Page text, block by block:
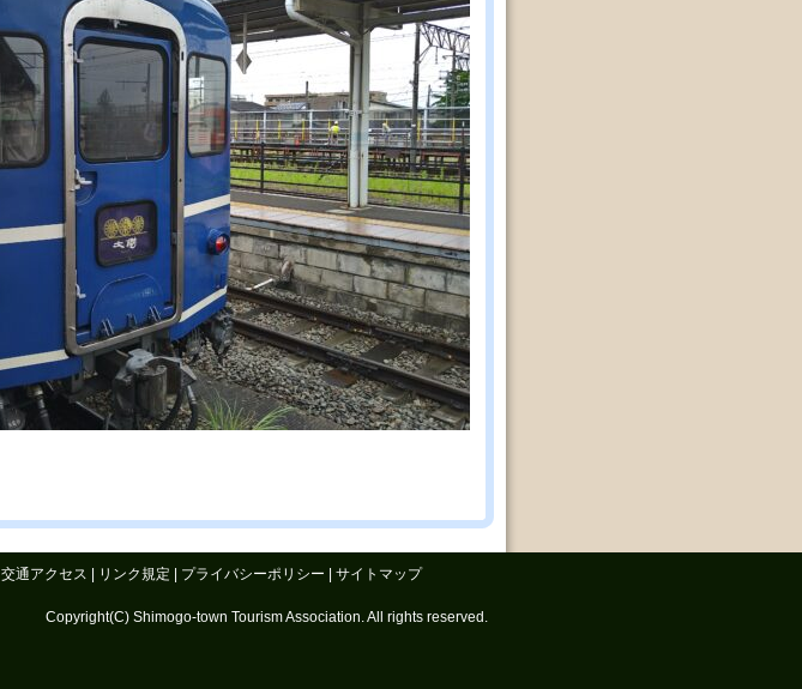
交通アクセス リンク規定 プライバシーポリシー サイトマップ
Copyright(C) Shimogo-town Tourism Association. All rights reserved.